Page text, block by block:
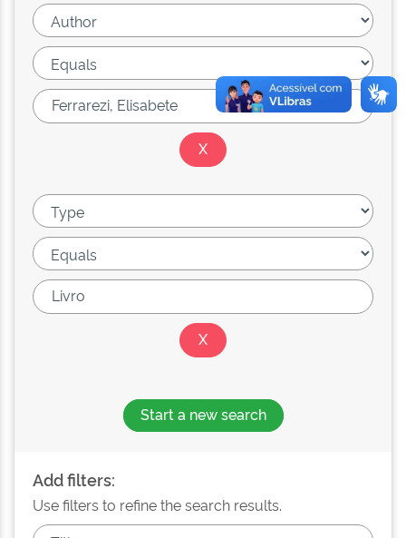
Start a new search
Add filters:
Use filters to refine the search results.